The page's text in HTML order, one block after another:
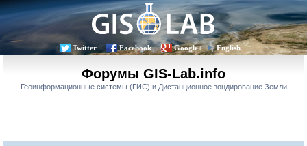
Twitter Facebook Google+ English
Форумы GIS-Lab.info
Геоинформационные системы (ГИС) и Дистанционное зондирование Земли